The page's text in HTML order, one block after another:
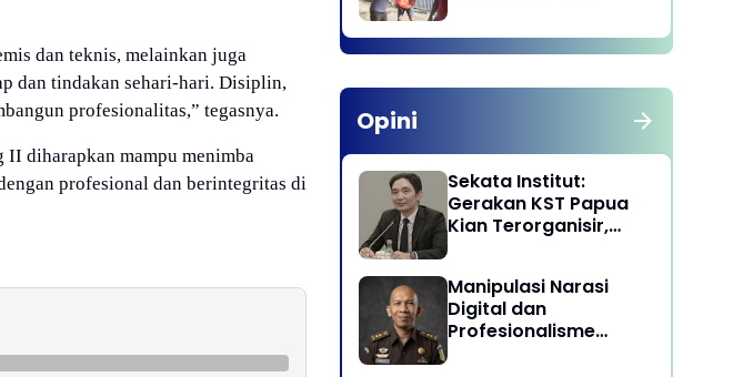
dan teknis, melainkan juga
dan tindakan sehari-hari. Disiplin,
profesionalitas,” tegasnya.
II diharapkan mampu menimba
profesional dan berintegritas di
Anggota dan Kaum
Dhuafa
Opini
Sekata Institut:
Gerakan KST Papua
Kian Terorganisir,
Manipulasi Narasi
Digital dan
Profesionalisme